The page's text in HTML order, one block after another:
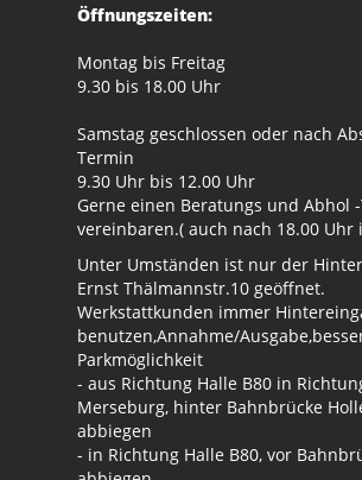
Öffnungszeiten:
Montag bis Freitag
9.30 bis 18.00 Uhr
Samstag geschlossen oder nach
Termin
9.30 Uhr bis 12.00 Uhr
Gerne einen Beratungs und Abhol
vereinbaren.( auch nach 18.00 Uhr
Unter Umständen ist nur der
Ernst Thälmannstr.10 geöffnet.
Werkstattkunden immer
benutzen,Annahme/
Parkmöglichkeit
- aus Richtung Halle B80 in
Merseburg, hinter Bahnbrücke
abbiegen
- in Richtung Halle B80, vor